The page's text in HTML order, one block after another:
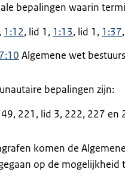
bepalingen waarin
1:12, lid 1, 1:13, lid 1, 1:37
7:10 Algemene wet
bepalingen zijn:
221, lid 3, 222, 227 en
komen de
op de